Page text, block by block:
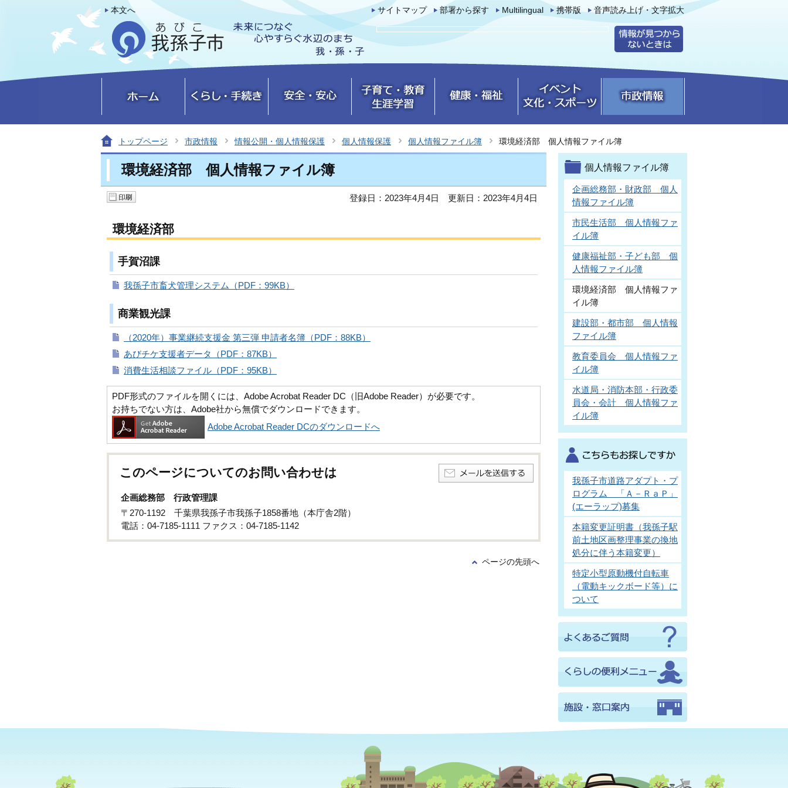
本文へ サイトマップ 部署から探す Multilingual 携帯版 音声読み上げ・文字拡大
トップページ 市政情報 情報公開・個人情報保護 個人情報保護 個人情報ファイル簿 環境経済部 個人情報ファイル簿
環境経済部 個人情報ファイル簿
登録日：2023年4月4日 更新日：2023年4月4日
環境経済部
手賀沼課
我孫子市畜犬管理システム（PDF：99KB）
商業観光課
（2020年）事業継続支援金 第三弾 申請者名簿（PDF：88KB）
あびチケ支援者データ（PDF：87KB）
消費生活相談ファイル（PDF：95KB）
PDF形式のファイルを開くには、Adobe Acrobat Reader DC（旧Adobe Reader）が必要です。
お持ちでない方は、Adobe社から無償でダウンロードできます。
Adobe Acrobat Reader DCのダウンロードへ
このページについてのお問い合わせは
企画総務部 行政管理課
〒270-1192 千葉県我孫子市我孫子1858番地（本庁舎2階）
電話：04-7185-1111 ファクス：04-7185-1142
ページの先頭へ
個人情報ファイル簿
企画総務部・財政部 個人
情報ファイル簿
市民生活部 個人情報ファ
イル簿
健康福祉部・子ども部 個
人情報ファイル簿
環境経済部 個人情報ファ
イル簿
建設部・都市部 個人情報
ファイル簿
教育委員会 個人情報ファ
イル簿
水道局・消防本部・行政委
員会・会計 個人情報ファ
イル簿
我孫子市道路アダプト・プ
ログラム 「Ａ－ＲａＰ」
(エーラップ)募集
本籍変更証明書（我孫子駅
前土地区画整理事業の換地
処分に伴う本籍変更）
特定小型原動機付自転車
（電動キックボード等）に
ついて